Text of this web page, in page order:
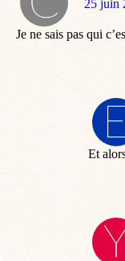
dit
25 juin
Je ne sais pas qui
Et